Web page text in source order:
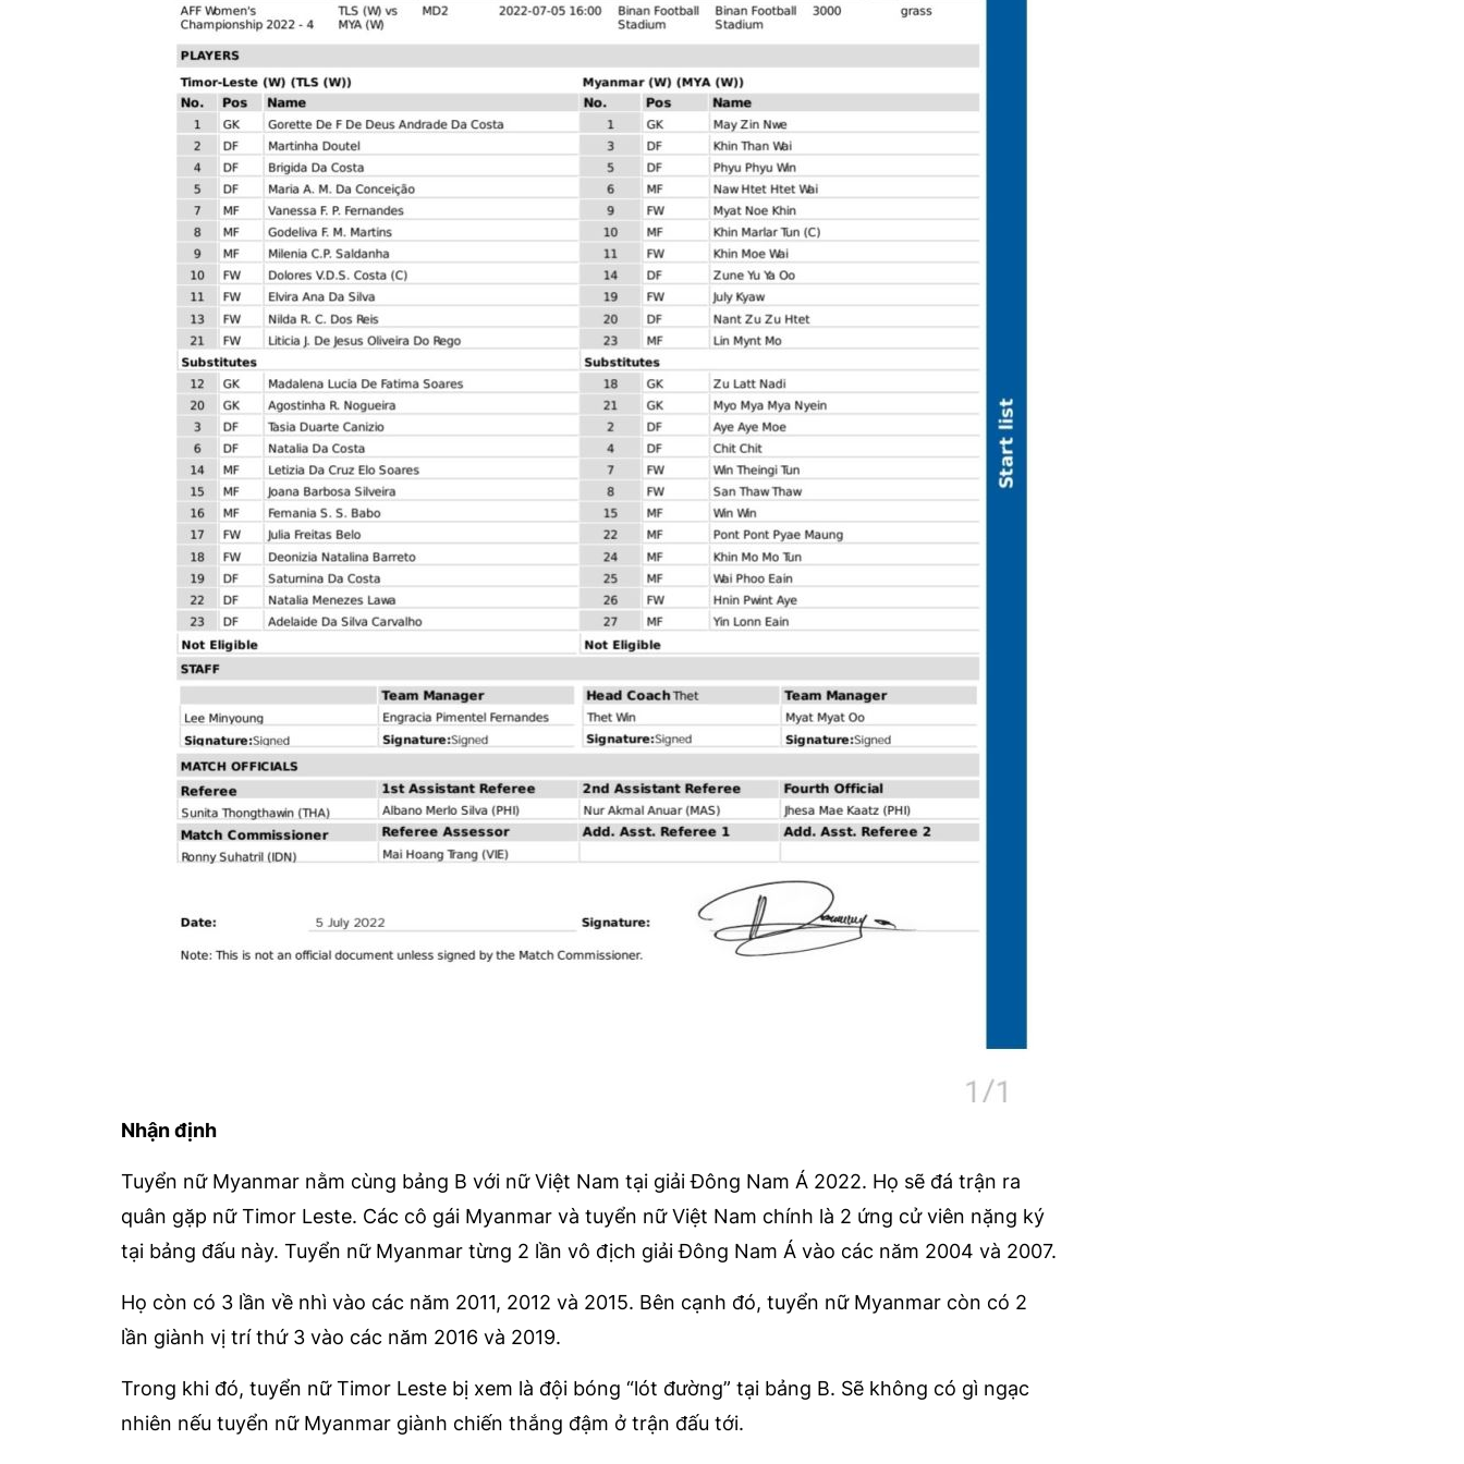
Nhận định
Tuyển nữ Myanmar nằm cùng bảng B với nữ Việt Nam tại giải Đông Nam Á 2022. Họ sẽ đá trận ra
quân gặp nữ Timor Leste. Các cô gái Myanmar và tuyển nữ Việt Nam chính là 2 ứng cử viên nặng ký
tại bảng đấu này. Tuyển nữ Myanmar từng 2 lần vô địch giải Đông Nam Á vào các năm 2004 và 2007.
Họ còn có 3 lần về nhì vào các năm 2011, 2012 và 2015. Bên cạnh đó, tuyển nữ Myanmar còn có 2
lần giành vị trí thứ 3 vào các năm 2016 và 2019.
Trong khi đó, tuyển nữ Timor Leste bị xem là đội bóng “lót đường” tại bảng B. Sẽ không có gì ngạc
nhiên nếu tuyển nữ Myanmar giành chiến thắng đậm ở trận đấu tới.